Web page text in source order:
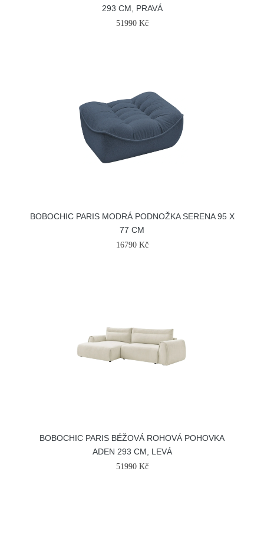
293 CM, PRAVÁ
51990 Kč
BOBOCHIC PARIS MODRÁ PODNOŽKA SERENA 95 X
77 CM
16790 Kč
BOBOCHIC PARIS BÉŽOVÁ ROHOVÁ POHOVKA
ADEN 293 CM, LEVÁ
51990 Kč